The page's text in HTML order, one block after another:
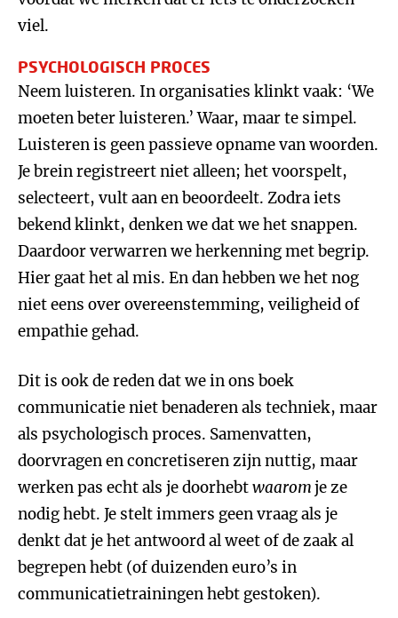
viel.
PSYCHOLOGISCH PROCES
Neem luisteren. In organisaties klinkt vaak: ‘We
moeten beter luisteren.’ Waar, maar te simpel.
Luisteren is geen passieve opname van woorden.
Je brein registreert niet alleen; het voorspelt,
selecteert, vult aan en beoordeelt. Zodra iets
bekend klinkt, denken we dat we het snappen.
Daardoor verwarren we herkenning met begrip.
Hier gaat het al mis. En dan hebben we het nog
niet eens over overeenstemming, veiligheid of
empathie gehad.
Dit is ook de reden dat we in ons boek
communicatie niet benaderen als techniek, maar
als psychologisch proces. Samenvatten,
doorvragen en concretiseren zijn nuttig, maar
werken pas echt als je doorhebtwaaromje ze
nodig hebt. Je stelt immers geen vraag als je
denkt dat je het antwoord al weet of de zaak al
begrepen hebt (of duizenden euro’s in
communicatietrainingen hebt gestoken).